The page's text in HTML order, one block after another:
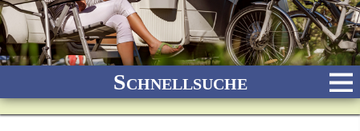
Schnellsuche